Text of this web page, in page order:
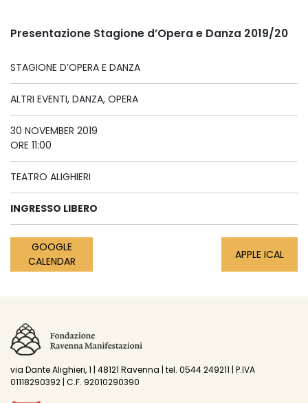
Presentazione Stagione d’Opera e Danza 2019/20
STAGIONE D’OPERA E DANZA
ALTRI EVENTI, DANZA, OPERA
30 NOVEMBER 2019
ORE 11:00
TEATRO ALIGHIERI
INGRESSO LIBERO
GOOGLE
CALENDAR
APPLE ICAL
via Dante Alighieri, 1 | 48121 Ravenna | tel. 0544 249211 | P.IVA
01118290392 | C.F. 92010290390